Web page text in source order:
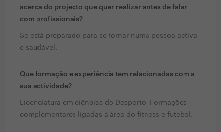
acerca do projecto que quer realizar antes de falar
com profissionais?
Se está preparado para se tornar numa pessoa activa
e saudável.
Que formação e experiência tem relacionadas com a
sua actividade?
Licenciatura em ciências do Desporto. Formações
complementares ligadas à área do fitness e futebol.